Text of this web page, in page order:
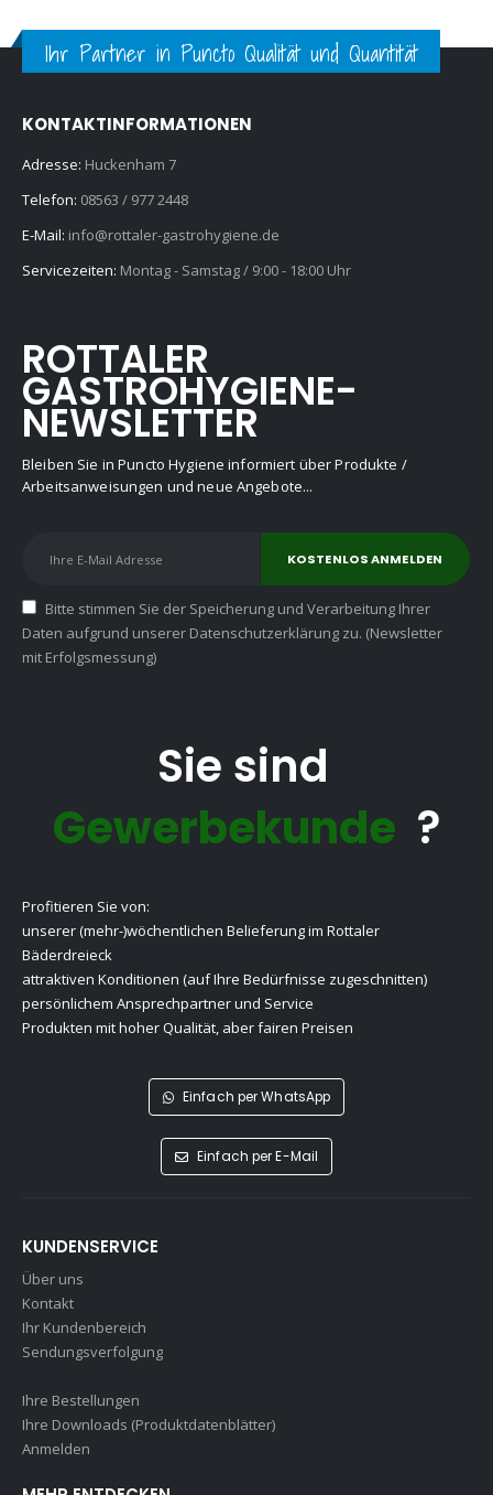
Ihr Partner in Puncto Qualität und Quantität
KONTAKTINFORMATIONEN
Adresse: Huckenham 7
Telefon: 08563 / 977 2448
E-Mail: info@rottaler-gastrohygiene.de
Servicezeiten: Montag - Samstag / 9:00 - 18:00 Uhr
ROTTALER
GASTROHYGIENE-
NEWSLETTER
Bleiben Sie in Puncto Hygiene informiert über Produkte /
Arbeitsanweisungen und neue Angebote...
Bitte stimmen Sie der Speicherung und Verarbeitung Ihrer
Daten aufgrund unserer Datenschutzerklärung zu. (Newsletter
mit Erfolgsmessung)
Sie sind
Gewerbekunde ?
Profitieren Sie von:
unserer (mehr-)wöchentlichen Belieferung im Rottaler
Bäderdreieck
attraktiven Konditionen (auf Ihre Bedürfnisse zugeschnitten)
persönlichem Ansprechpartner und Service
Produkten mit hoher Qualität, aber fairen Preisen
Einfach per WhatsApp
Einfach per E-Mail
KUNDENSERVICE
Über uns
Kontakt
Ihr Kundenbereich
Sendungsverfolgung
Ihre Bestellungen
Ihre Downloads (Produktdatenblätter)
Anmelden